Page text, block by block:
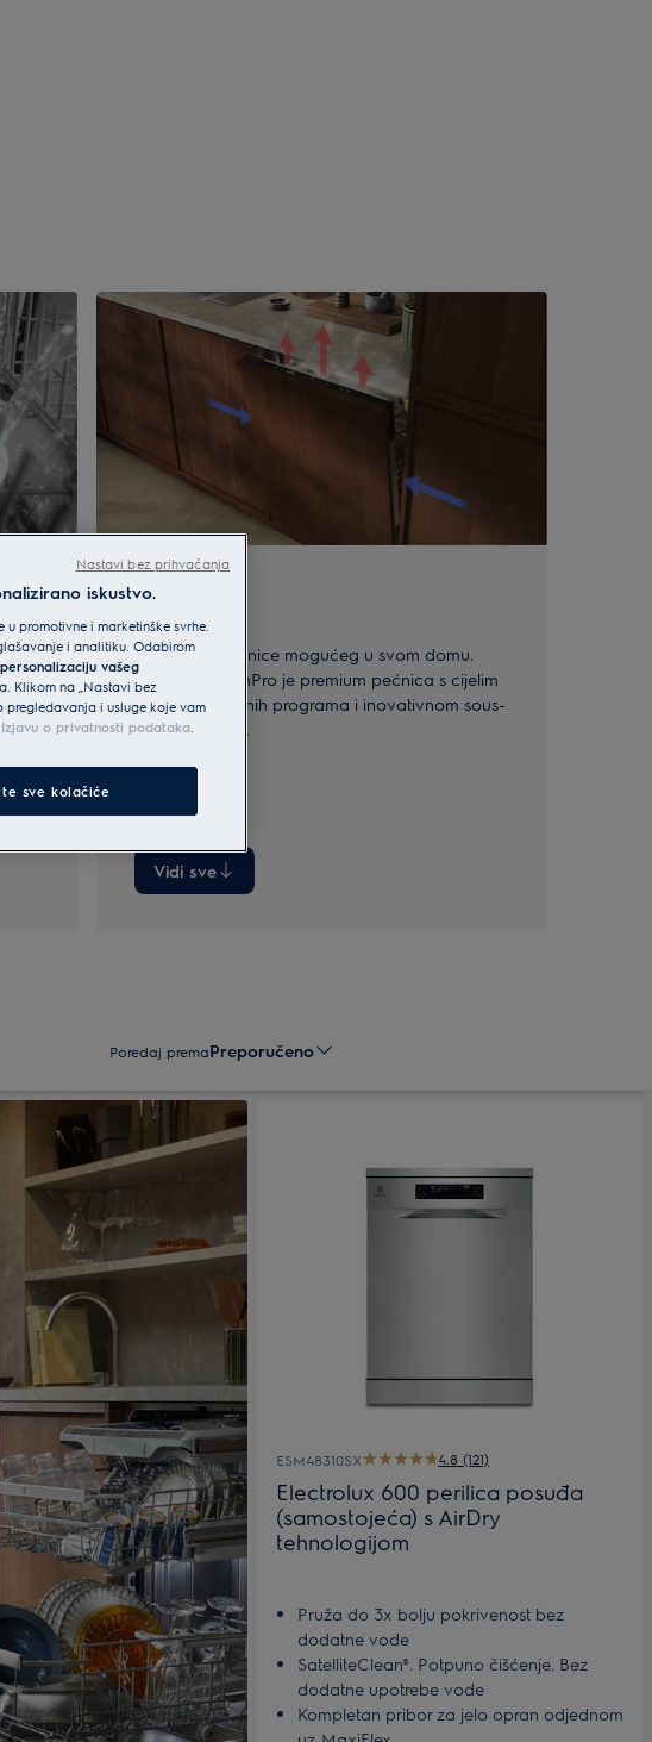
Serija 700
Pomaknite granice mogućeg u svom domu.
Pećnica SteamPro je premium pećnica s cijelim
rasponom parnih programa i inovativnom sous-
vide funkcijom.
Vidi sve
Poredaj premaPreporučeno
ESM48310SX 4.8 (121)
Electrolux 600 perilica posuđa
(samostojeća) s AirDry
tehnologijom
Pruža do 3x bolju pokrivenost bez
dodatne vode
SatelliteClean®. Potpuno čišćenje. Bez
dodatne upotrebe vode
Kompletan pribor za jelo opran odjednom
iskustvo.
promotivne i marketinške svrhe.
i analitiku. Odabirom
personalizaciju vašeg
Klikom na „Nastavi bez
pregledavanja i usluge koje vam
Izjavu o privatnosti podataka.
sve kolačiće
Nastavi bez prihvaćanja